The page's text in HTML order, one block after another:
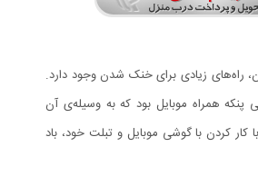
راه‌های زیادی برای خنک شدن وجود دارد.
پنکه همراه موبایل بود که به وسیله‌ی آن
کار کردن با گوشی موبایل و تبلت خود، باد